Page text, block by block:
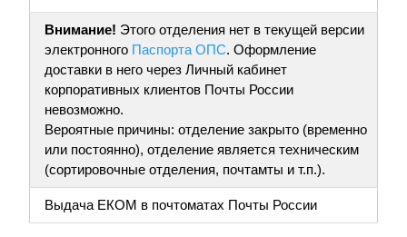
Внимание! Этого отделения нет в текущей версии
электронного Паспорта ОПС. Оформление
доставки в него через Личный кабинет
корпоративных клиентов Почты России
невозможно.
Вероятные причины: отделение закрыто (временно
или постоянно), отделение является техническим
(сортировочные отделения, почтамты и т.п.).
Выдача ЕКОМ в почтоматах Почты России